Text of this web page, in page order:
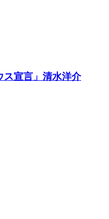
ス宣言」清水洋介